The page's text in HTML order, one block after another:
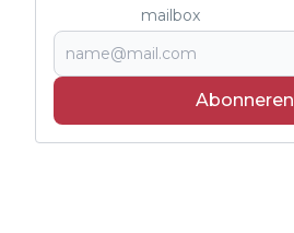
mailbox
Abonneren